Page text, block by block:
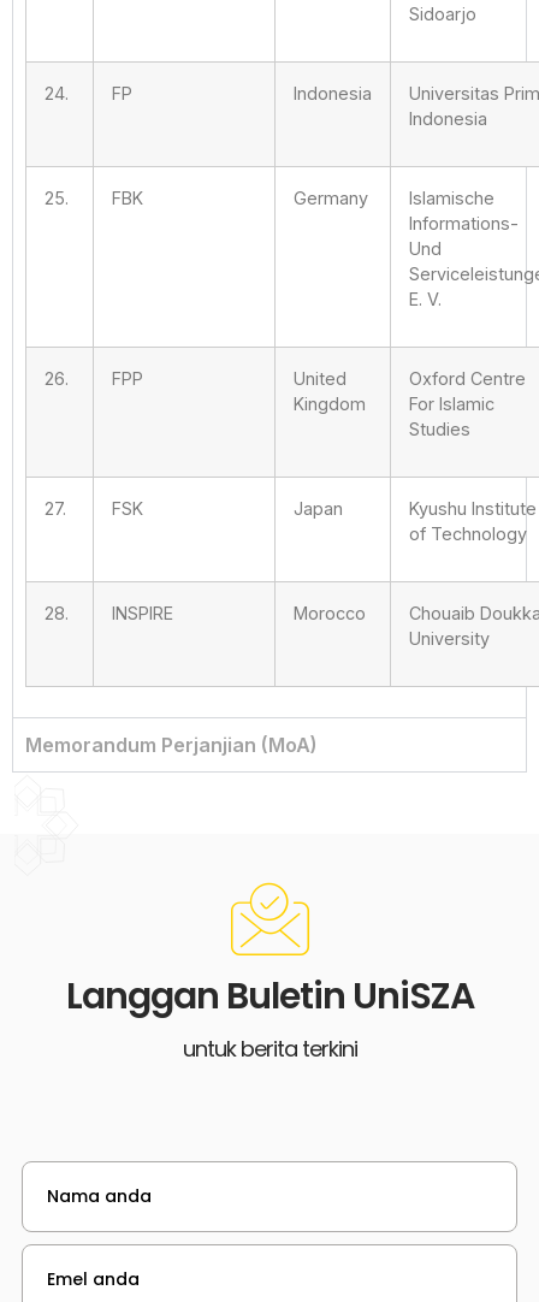
Sidoarjo
24. FP Indonesia
Universitas
Indonesia
25. FBK Germany
Islamische
Informations-
Und
E. V.
26. FPP
United
Kingdom
Oxford Centre
For Islamic
Studies
27. FSK Japan
Kyushu Institute
of Technology
28. INSPIRE Morocco
Chouaib
University
Memorandum Perjanjian (MoA)
Langgan Buletin UniSZA
untuk berita terkini